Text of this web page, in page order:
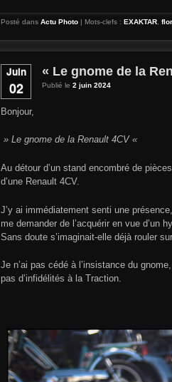
Posté dans Actu Photo | Mots-clefs : EXAKTAR
Juin
02
« Le gnome de la
Publié le 2 juin 2024
Bonjour,
» Le gnome de la Renault 4CV «
Au détour d’un stand encombré de
d’une Renault 4CV.
J’y ai immédiatement senti une
me demander de l’acquérir en vue d’un
Sans doute s’imaginait-elle déjà rouler
Je n’ai pas cédé à l’insistance du
pas d’infidélités à la Traction.